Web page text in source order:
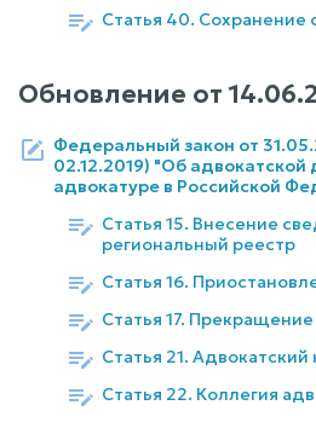
Статья 40. Сохранение
Обновление от
Федеральный закон от
02.12.2019) "Об адвокатской
адвокатуре в Российской
Статья 15. Внесение
региональный реестр
Статья 16.
Статья 17. Прекращение
Статья 21. Адвокатский
Статья 22. Коллегия